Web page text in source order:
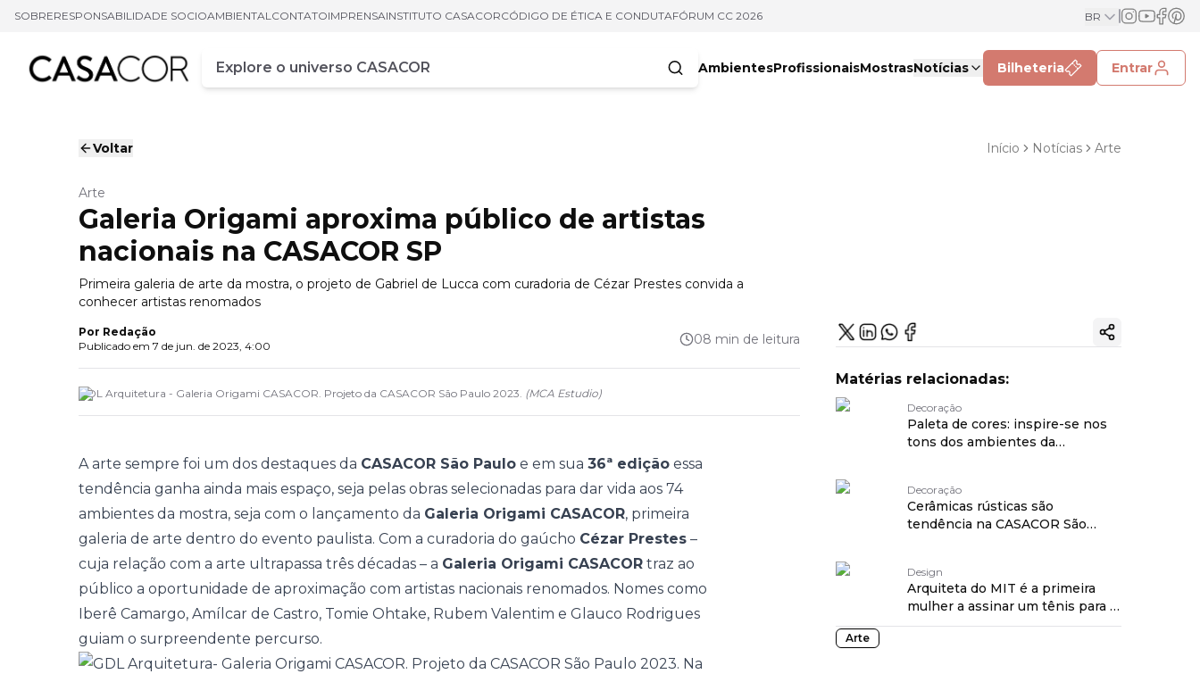
SOBRERESPONSABILIDADE SOCIOAMBIENTALCONTATOIMPRENSAINSTITUTO CASACORCÓDIGO DE ÉTICA E CONDUTAFÓRUM CC 2026 BR
Campo de busca
Digite pelo menos três caracteres
AmbientesProfissionaisMostrasNotícias Bilheteria Entrar
Voltar Início Notícias Arte
Arte
Galeria Origami aproxima público de artistas
nacionais na CASACOR SP
Primeira galeria de arte da mostra, o projeto de Gabriel de Lucca com curadoria de Cézar Prestes convida a
conhecer artistas renomados
Por Redação
Publicado em 7 de jun. de 2023, 4:00 08 min de leitura
GDL Arquitetura - Galeria Origami CASACOR. Projeto da CASACOR São Paulo 2023. (MCA Estudio)
A arte sempre foi um dos destaques da CASACOR São Paulo e em sua 36ª edição essa
tendência ganha ainda mais espaço, seja pelas obras selecionadas para dar vida aos 74
ambientes da mostra, seja com o lançamento da Galeria Origami CASACOR, primeira
galeria de arte dentro do evento paulista. Com a curadoria do gaúcho Cézar Prestes –
cuja relação com a arte ultrapassa três décadas – a Galeria Origami CASACOR traz ao
público a oportunidade de aproximação com artistas nacionais renomados. Nomes como
Iberê Camargo, Amílcar de Castro, Tomie Ohtake, Rubem Valentim e Glauco Rodrigues
guiam o surpreendente percurso.
Copiar link
Matérias relacionadas:
Decoração
Paleta de cores: inspire-se nos
tons dos ambientes da
Decoração
Cerâmicas rústicas são
tendência na CASACOR São
Design
Arquiteta do MIT é a primeira
mulher a assinar um tênis para a
Converse
Arte